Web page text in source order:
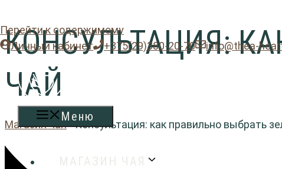
Перейти к содержимому
Личный кабинет
+375(29)380-20-70 info@thea-
Меню
МАГАЗИН ЧАЯ
КОНСУЛЬТАЦИЯ:
ЧАЙ
Магазин чая•Консультация: как правильно выбрать